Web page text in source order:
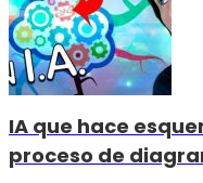
IA que hace
proceso de